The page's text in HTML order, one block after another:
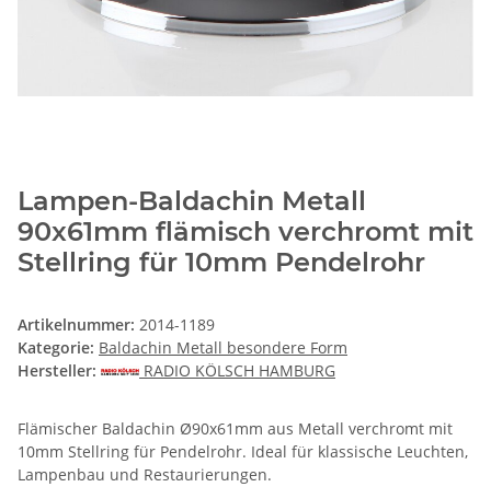
Lampen-Baldachin Metall
90x61mm flämisch verchromt mit
Stellring für 10mm Pendelrohr
Artikelnummer: 2014-1189
Kategorie: Baldachin Metall besondere Form
Hersteller:
RADIO KÖLSCH HAMBURG
Flämischer Baldachin Ø90x61mm aus Metall verchromt mit
10mm Stellring für Pendelrohr. Ideal für klassische Leuchten,
Lampenbau und Restaurierungen.